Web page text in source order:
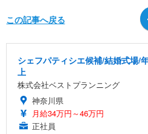
この記事へ戻る
シェフパティシエ候補/結婚式場/
上
株式会社ベストプランニング
神奈川県
月給34万円～46万円
正社員